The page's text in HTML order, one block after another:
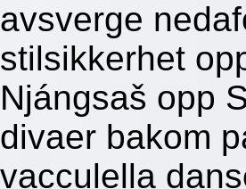
avsverge
stilsikkerhet
Njángsaš opp
divaer bakom
vacculella